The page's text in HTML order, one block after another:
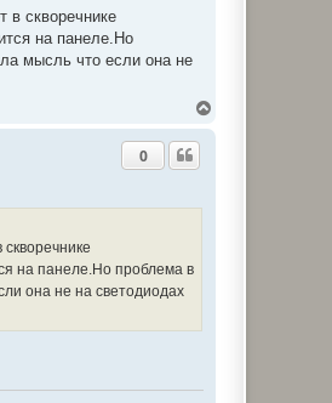
в скворечнике
на панеле.Но
мысль что если она не
0
на панеле.Но проблема в
она не на светодиодах